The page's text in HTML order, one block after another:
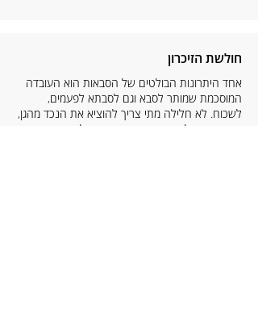
חולשת הזיכרון
אחד היתרונות הבולטים של הסבאות הוא העובדה
המוסכמת שמותר לסבא וגם לסבתא לפעמים,
לשכוח. לא חלילה מתי צריך להוציא את הנכד מהגן,
מתי החוג שלו ואיזה ביצה הוא אוהב לארוחת הערב.